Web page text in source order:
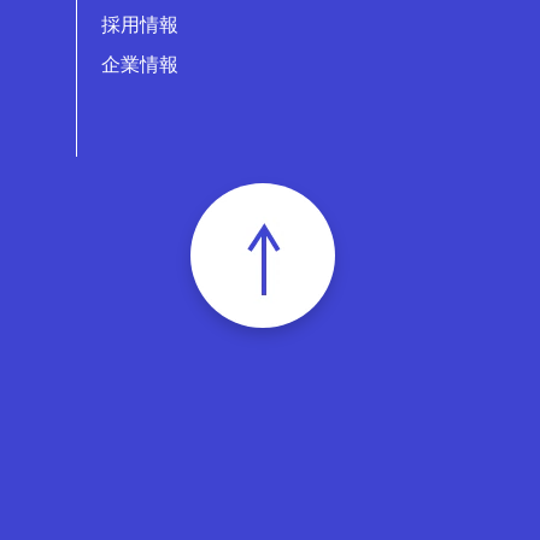
採用情報
企業情報